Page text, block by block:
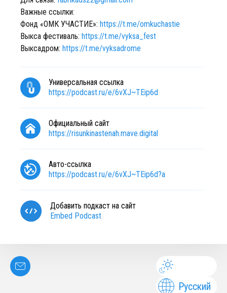
Важные ссылки:
Фонд «ОМК УЧАСТИЕ»: https://t.me/omkuchastie
Выкса фестиваль: https://t.me/vyksa_fest
Выксадром: https://t.me/vyksadrome
Универсальная ссылка
https://podcast.ru/e/6vXJ~TEip6d
Официальный сайт
https://risunkinastenah.mave.digital
Авто-ссылка
https://podcast.ru/e/6vXJ~TEip6d?a
Добавить подкаст на сайт
Embed Podcast
Русский